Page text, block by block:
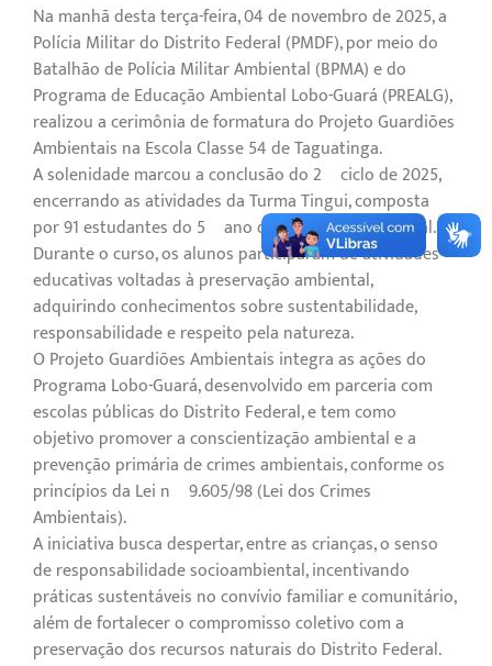
Na manhã desta terça-feira, 04 de novembro de 2025, a
Polícia Militar do Distrito Federal (PMDF), por meio do
Batalhão de Polícia Militar Ambiental (BPMA) e do
Programa de Educação Ambiental Lobo-Guará (PREALG),
realizou a cerimônia de formatura do Projeto Guardiões
Ambientais na Escola Classe 54 de Taguatinga.
A solenidade marcou a conclusão do 2º ciclo de 2025,
encerrando as atividades da Turma Tingui, composta
por 91 estudantes do 5º ano do ensino fundamental.
Durante o curso, os alunos participaram de atividades
educativas voltadas à preservação ambiental,
adquirindo conhecimentos sobre sustentabilidade,
responsabilidade e respeito pela natureza.
O Projeto Guardiões Ambientais integra as ações do
Programa Lobo-Guará, desenvolvido em parceria com
escolas públicas do Distrito Federal, e tem como
objetivo promover a conscientização ambiental e a
prevenção primária de crimes ambientais, conforme os
princípios da Lei nº 9.605/98 (Lei dos Crimes
Ambientais).
A iniciativa busca despertar, entre as crianças, o senso
de responsabilidade socioambiental, incentivando
práticas sustentáveis no convívio familiar e comunitário,
além de fortalecer o compromisso coletivo com a
preservação dos recursos naturais do Distrito Federal.